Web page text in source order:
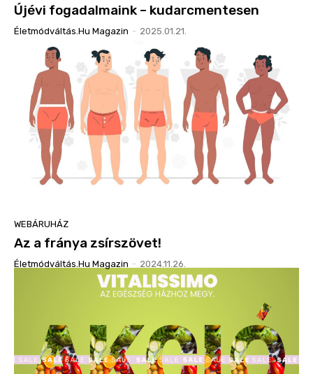
Újévi fogadalmaink – kudarcmentesen
Életmódváltás.hu Magazin - 2025.01.21.
WEBÁRUHÁZ
Az a fránya zsírszövet!
Életmódváltás.hu Magazin - 2024.11.26.